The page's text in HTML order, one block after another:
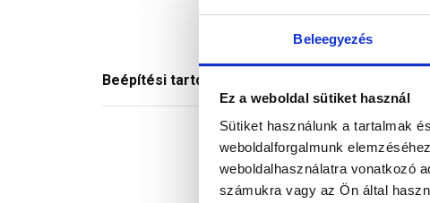
Beleegyezés
Ez a weboldal sütiket használ
Sütiket használunk a tartalmak
weboldalforgalmunk
weboldalhasználatra vonatkozó
számukra vagy az Ön által
Beépítési tartozék